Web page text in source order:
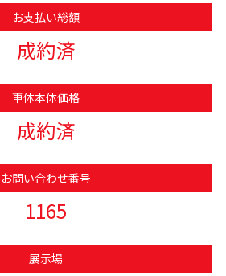
お支払い総額
成約済
車体本体価格
成約済
お問い合わせ番号
1165
展示場